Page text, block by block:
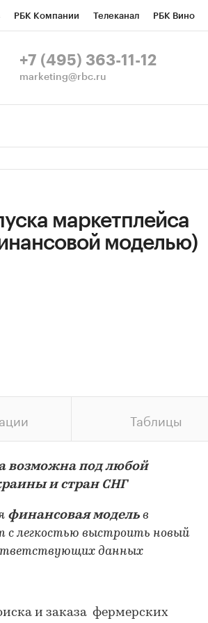
РБК Компании Телеканал РБК Вино
СПб Спецпроекты
+7 (495) 363-11-12
marketing@rbc.ru
маркетплейса
моделью)
Таблицы
возможна под любой
и стран СНГ
финансовая модель в
с легкостью выстроить новый
данных
и заказа фермерских